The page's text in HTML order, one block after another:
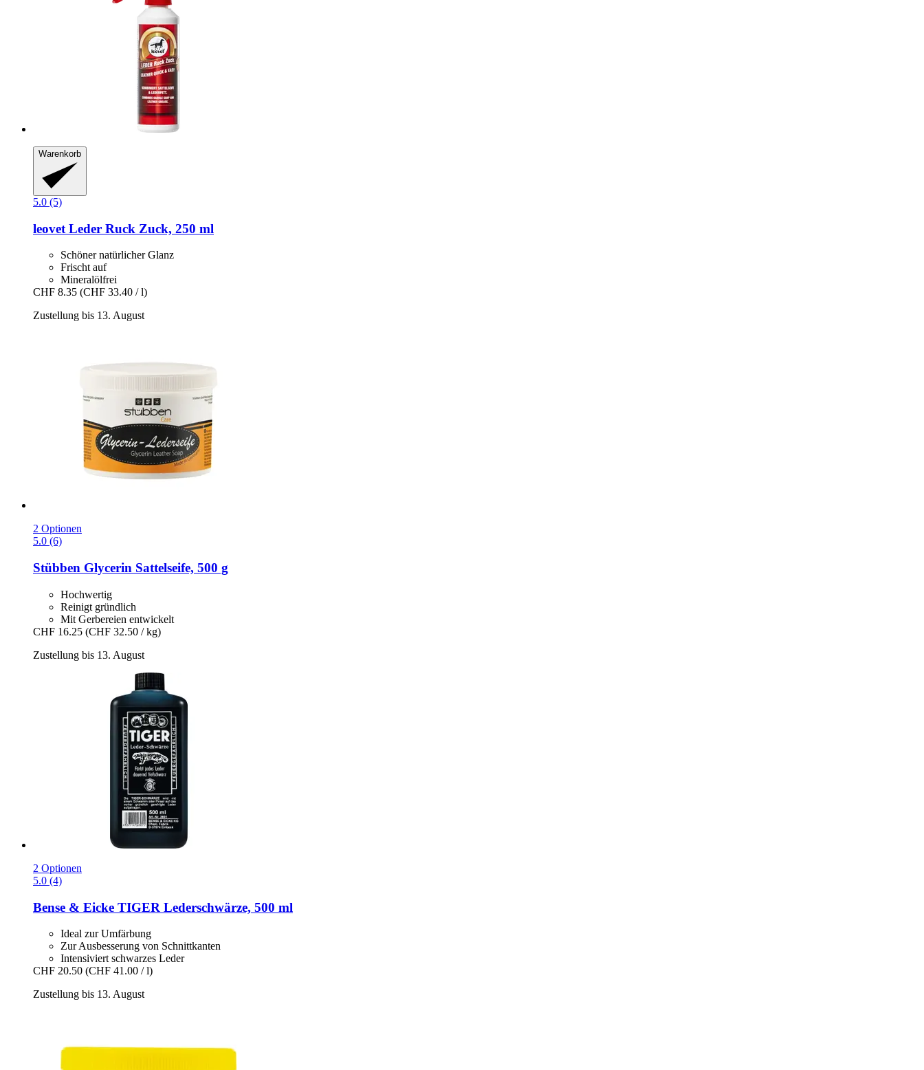
Warenkorb
5.0 (5)
leovet Leder Ruck Zuck, 250 ml
Schöner natürlicher Glanz
Frischt auf
Mineralölfrei
CHF 8.35 (CHF 33.40 / l)
Zustellung bis 13. August
2 Optionen
5.0 (6)
Stübben Glycerin Sattelseife, 500 g
Hochwertig
Reinigt gründlich
Mit Gerbereien entwickelt
CHF 16.25 (CHF 32.50 / kg)
Zustellung bis 13. August
2 Optionen
5.0 (4)
Bense & Eicke TIGER Lederschwärze, 500 ml
Ideal zur Umfärbung
Zur Ausbesserung von Schnittkanten
Intensiviert schwarzes Leder
CHF 20.50 (CHF 41.00 / l)
Zustellung bis 13. August